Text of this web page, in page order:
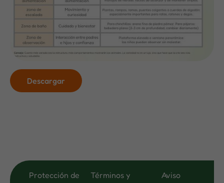
Descargar
Protección de
Términos y
Aviso